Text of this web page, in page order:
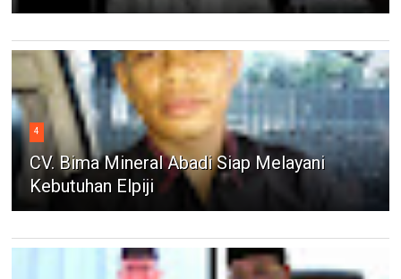
4
CV. Bima Mineral Abadi Siap Melayani
Kebutuhan Elpiji